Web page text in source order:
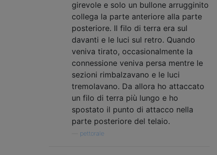
girevole e solo un bullone arrugginito
collega la parte anteriore alla parte
posteriore. Il filo di terra era sul
davanti e le luci sul retro. Quando
veniva tirato, occasionalmente la
connessione veniva persa mentre le
sezioni rimbalzavano e le luci
tremolavano. Da allora ho attaccato
un filo di terra più lungo e ho
spostato il punto di attacco nella
parte posteriore del telaio.
pettorale